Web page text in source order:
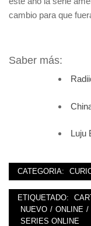
cambio para que
Saber más:
Luju
CATEGORIA:
ETIQUETADO:
NUEVO / ONLINE /
SERIES ONLINE